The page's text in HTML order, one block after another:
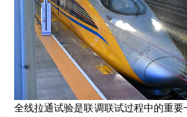
全线拉通试验是联调联试过程中的重